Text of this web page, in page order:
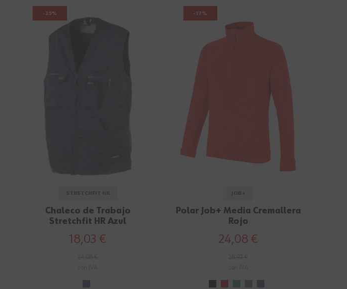
-25%
Chaleco de Trabajo
Stretchfit HR Azul
18,03 €
-17%
Polar Job+ Media Cremallera
Rojo
24,08 €